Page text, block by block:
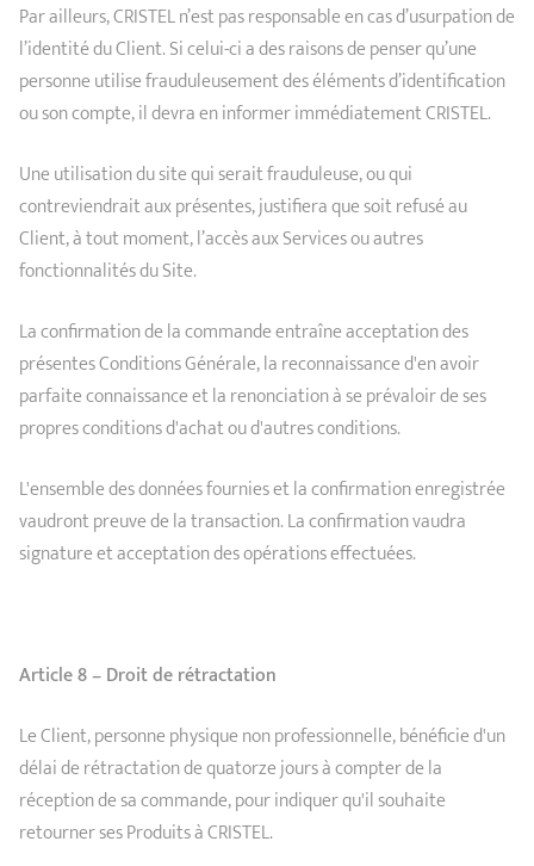
Par ailleurs, CRISTEL n’est pas responsable en cas d’usurpation de
l’identité du Client. Si celui-ci a des raisons de penser qu’une
personne utilise frauduleusement des éléments d’identification
ou son compte, il devra en informer immédiatement CRISTEL.
Une utilisation du site qui serait frauduleuse, ou qui
contreviendrait aux présentes, justifiera que soit refusé au
Client, à tout moment, l’accès aux Services ou autres
fonctionnalités du Site.
La confirmation de la commande entraîne acceptation des
présentes Conditions Générale, la reconnaissance d'en avoir
parfaite connaissance et la renonciation à se prévaloir de ses
propres conditions d'achat ou d'autres conditions.
L'ensemble des données fournies et la confirmation enregistrée
vaudront preuve de la transaction. La confirmation vaudra
signature et acceptation des opérations effectuées.
Article 8 – Droit de rétractation
Le Client, personne physique non professionnelle, bénéficie d'un
délai de rétractation de quatorze jours à compter de la
réception de sa commande, pour indiquer qu'il souhaite
retourner ses Produits à CRISTEL.